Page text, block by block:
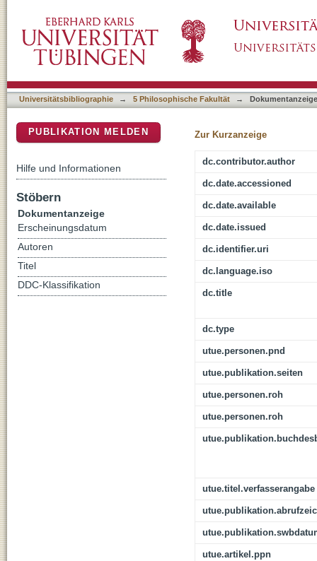
Universitätsbibliographie → 5 Philosophische Fakultät → Dokumentanzeige
Zur Kurzanzeige
dc.contributor.author
dc.date.accessioned
dc.date.available
dc.date.issued
dc.identifier.uri
dc.language.iso
dc.title
dc.type
utue.personen.pnd
utue.publikation.seiten
utue.personen.roh
utue.personen.roh
utue.titel.verfasserangabe
utue.artikel.ppn
PUBLIKATION MELDEN
Hilfe und Informationen
Stöbern
Dokumentanzeige
Erscheinungsdatum
Autoren
Titel
DDC-Klassifikation